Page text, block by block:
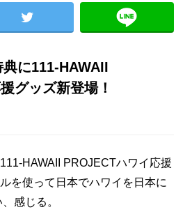
に111-HAWAII
グッズ新登場！
HAWAII PROJECTハワイ応援
を使って日本でハワイを日本に
感じる。